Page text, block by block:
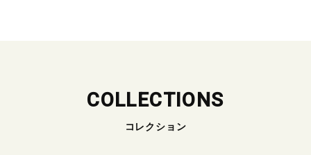
COLLECTIONS
コレクション